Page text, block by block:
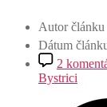
Autor článku
Dátum
2
Bystrici